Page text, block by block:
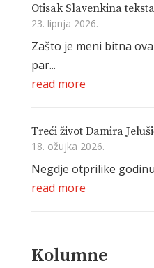
Otisak Slavenkina teksta
23. lipnja 2026.
Zašto je meni bitna
par...
read more
Treći život Damira
18. ožujka 2026.
Negdje otprilike
read more
Kolumne